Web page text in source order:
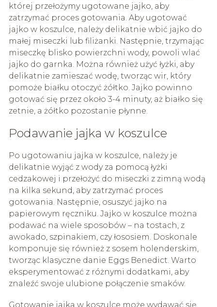
której przełożymy ugotowane jajko, aby
zatrzymać proces gotowania. Aby ugotować
jajko w koszulce, należy delikatnie wbić jajko do
małej miseczki lub filiżanki. Następnie, trzymając
miseczkę blisko powierzchni wody, powoli wlać
jajko do garnka. Można również użyć łyżki, aby
delikatnie zamieszać wodę, tworząc wir, który
pomoże białku otoczyć żółtko. Jajko powinno
gotować się przez około 3-4 minuty, aż białko się
zetnie, a żółtko pozostanie płynne.
Podawanie jajka w koszulce
Po ugotowaniu jajka w koszulce, należy je
delikatnie wyjąć z wody za pomocą łyżki
cedzakowej i przełożyć do miseczki z zimną wodą
na kilka sekund, aby zatrzymać proces
gotowania. Następnie, osuszyć jajko na
papierowym ręczniku. Jajko w koszulce można
podawać na wiele sposobów – na tostach, z
awokado, szpinakiem, czy łososiem. Doskonale
komponuje się również z sosem holenderskim,
tworząc klasyczne danie Eggs Benedict. Warto
eksperymentować z różnymi dodatkami, aby
znaleźć swoje ulubione połączenie smaków.
Gotowanie jajka w koszulce może wydawać się